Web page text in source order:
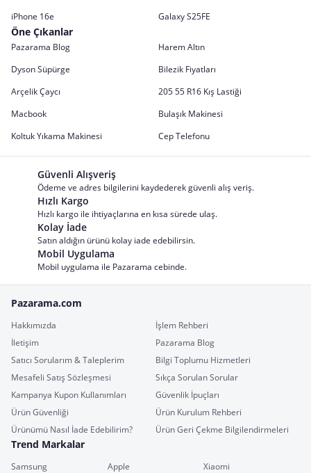
iPhone 16e
Galaxy S25FE
Öne Çıkanlar
Pazarama Blog
Harem Altın
Dyson Süpürge
Bilezik Fiyatları
Arçelik Çaycı
205 55 R16 Kış Lastiği
Macbook
Bulaşık Makinesi
Koltuk Yıkama Makinesi
Cep Telefonu
Güvenli Alışveriş
Ödeme ve adres bilgilerini kaydederek güvenli alış veriş.
Hızlı Kargo
Hızlı kargo ile ihtiyaçlarına en kısa sürede ulaş.
Kolay İade
Satın aldığın ürünü kolay iade edebilirsin.
Mobil Uygulama
Mobil uygulama ile Pazarama cebinde.
Pazarama.com
Hakkımızda
İşlem Rehberi
İletişim
Pazarama Blog
Satıcı Sorularım & Taleplerim
Bilgi Toplumu Hizmetleri
Mesafeli Satış Sözleşmesi
Sıkça Sorulan Sorular
Kampanya Kupon Kullanımları
Güvenlik İpuçları
Ürün Güvenliği
Ürün Kurulum Rehberi
Ürünümü Nasıl İade Edebilirim?
Ürün Geri Çekme Bilgilendirmeleri
Trend Markalar
Samsung Apple
Xiaomi